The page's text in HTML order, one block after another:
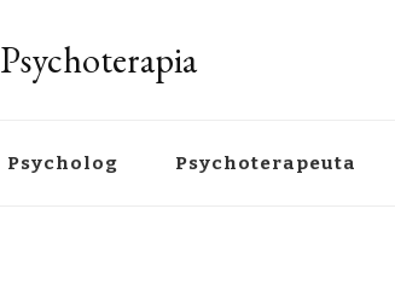
Psychoterapia
Psycholog Psychoterapeuta